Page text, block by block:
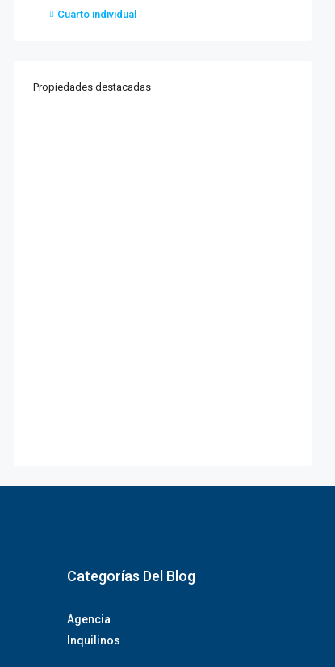
Cuarto individual
Propiedades destacadas
Categorías Del Blog
Agencia
Inquilinos